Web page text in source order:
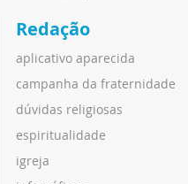
Redação
aplicativo aparecida
campanha da fraternidade
dúvidas religiosas
espiritualidade
igreja